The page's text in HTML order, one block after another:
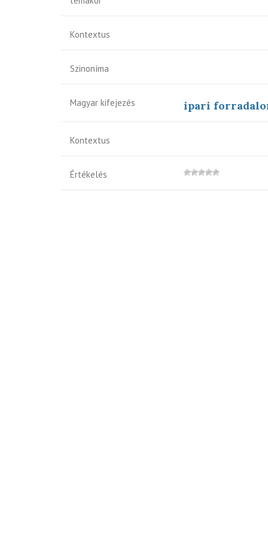
Kontextus
Szinoníma
Magyar kifejezés ipari
Kontextus
Értékelés